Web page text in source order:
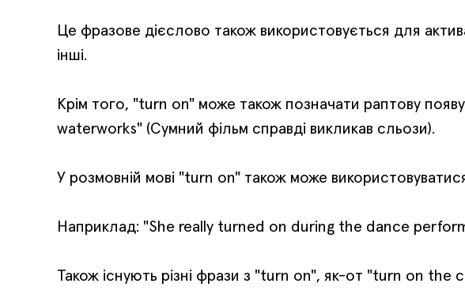
Це фразове дієслово також використовується для
інші.
Крім того, "turn on" може також позначати раптову
waterworks" (Сумний фільм справді викликав сльози).
У розмовній мові "turn on" також може
Наприклад: "She really turned on during the dance
Також існують різні фрази з "turn on", як-от "turn on the